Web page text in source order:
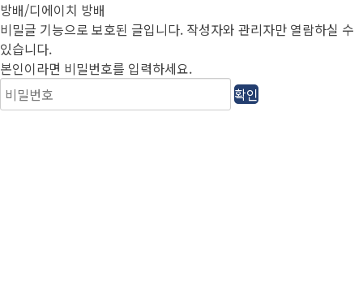
방배/디에이치 방배
비밀글 기능으로 보호된 글입니다. 작성자와 관리자만 열람하실 수
있습니다.
본인이라면 비밀번호를 입력하세요.